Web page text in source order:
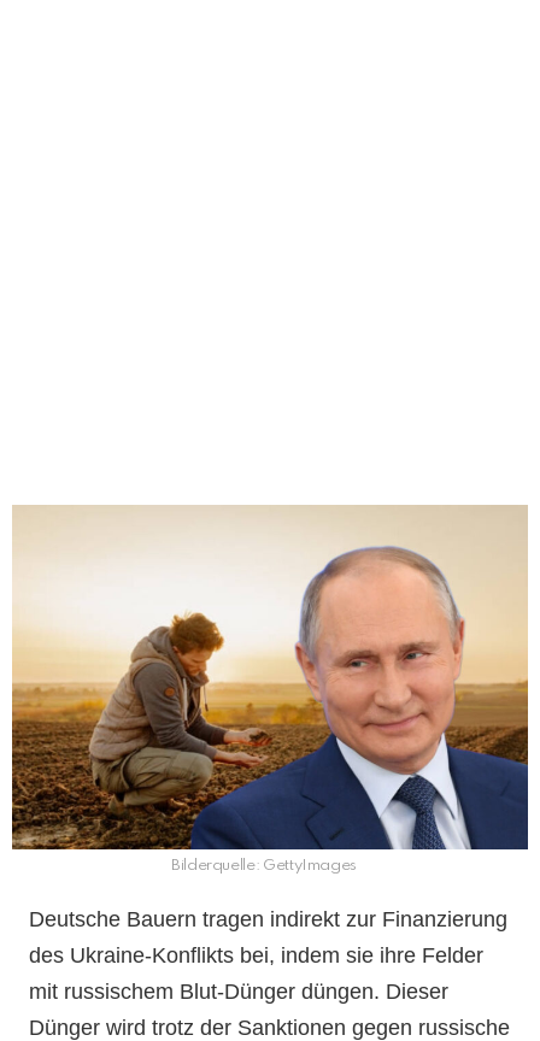
Bilderquelle: GettyImages
Deutsche Bauern tragen indirekt zur Finanzierung
des Ukraine-Konflikts bei, indem sie ihre Felder
mit russischem Blut-Dünger düngen. Dieser
Dünger wird trotz der Sanktionen gegen russische